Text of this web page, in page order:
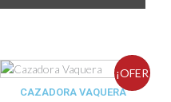
¡OFER
CAZADORA VAQUERA